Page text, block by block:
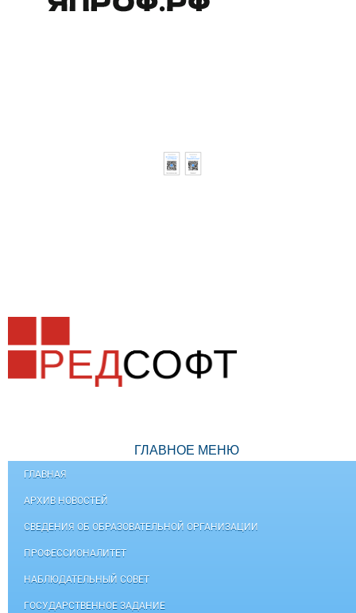
ГЛАВНОЕ МЕНЮ
ГЛАВНАЯ
АРХИВ НОВОСТЕЙ
СВЕДЕНИЯ ОБ ОБРАЗОВАТЕЛЬНОЙ ОРГАНИЗАЦИИ
ПРОФЕССИОНАЛИТЕТ
НАБЛЮДАТЕЛЬНЫЙ СОВЕТ
ГОСУДАРСТВЕННОЕ ЗАДАНИЕ